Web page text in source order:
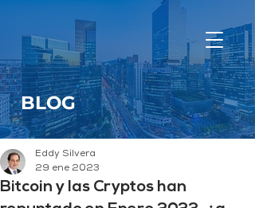
BLOG
Bitcoin y las Cryptos han
Eddy Silvera
29 ene 2023